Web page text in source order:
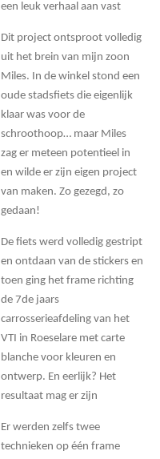
een leuk verhaal aan vast
Dit project ontsproot volledig
uit het brein van mijn zoon
Miles. In de winkel stond een
oude stadsfiets die eigenlijk
klaar was voor de
schroothoop… maar Miles
zag er meteen potentieel in
en wilde er zijn eigen project
van maken. Zo gezegd, zo
gedaan!
De fiets werd volledig gestript
en ontdaan van de stickers en
toen ging het frame richting
de 7de jaars
carrosserieafdeling van het
VTI in Roeselare met carte
blanche voor kleuren en
ontwerp. En eerlijk? Het
resultaat mag er zijn
Er werden zelfs twee
technieken op één frame